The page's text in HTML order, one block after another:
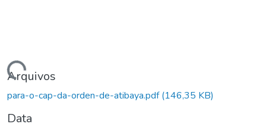
Carregando...
Arquivos
para-o-cap-da-orden-de-atibaya.pdf(146,35 KB)
Data